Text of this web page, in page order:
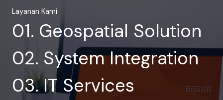
Layanan Kami
01. Geospatial Solution
02. System Integration
03. IT Services